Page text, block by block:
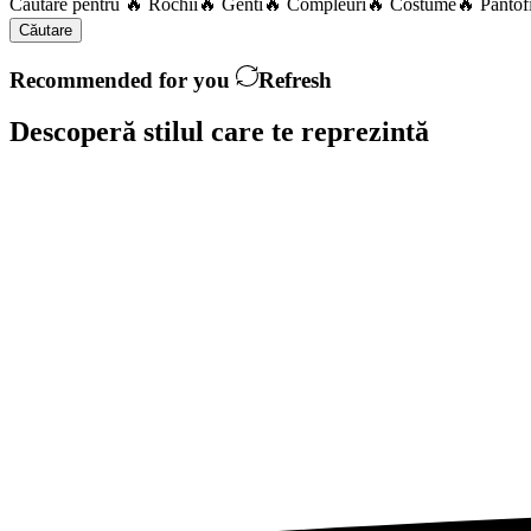
Căutare pentru 🔥 Rochii 🔥 Genti 🔥 Compleuri 🔥 Costume🔥
Căutare
Recommended for you Refresh
Descoperă stilul care te reprezintă